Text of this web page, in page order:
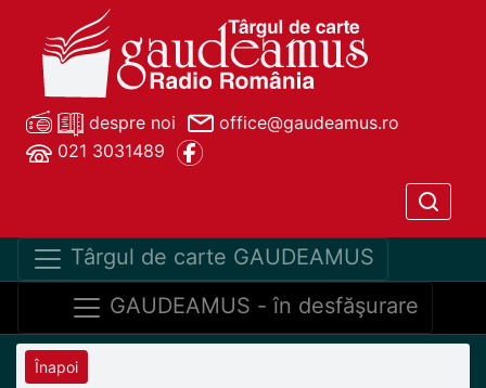
despre noi
office@gaudeamus.ro
021 3031489
Târgul de carte GAUDEAMUS
GAUDEAMUS - în desfăşurare
Înapoi